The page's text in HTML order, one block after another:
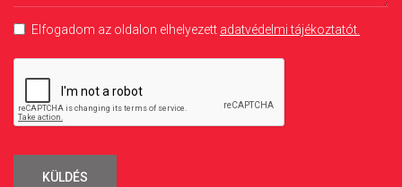
Elfogadom az oldalon elhelyezett adatvédelmi tájékoztatót.